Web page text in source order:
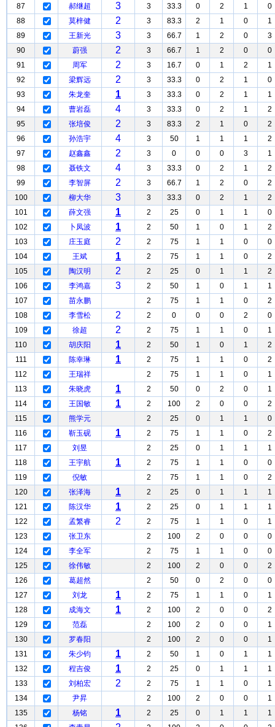
87
郝继超 3 3 33.3 0 2 1
0
88
莫梓健 2 3 83.3 2 1 0
1
89
王新光 3 3 66.7 1 2 0
3
90
蔚强 2 3 66.7 1 2 0
0
91
周军 2 3 16.7 0 1 2
1
92
梁辉远 2 3 33.3 0 2 1
0
93
朱龙奎 1 3 33.3 0 2 1
1
94
曹岩磊 4 3 33.3 0 2 1
2
95
张培俊 2 3 83.3 2 1 0
2
96
孙浩宇 4 3 50 1 1 1
2
97
赵鑫鑫 2 3 0 0 0 3
1
98
聂铁文 4 3 33.3 0 2 1
2
99
李智屏 2 3 66.7 1 2 0
2
100
柳大华 3 3 33.3 0 2 1
2
101
薛文强 1 2 25 0 1 1
0
102
卜凤波 1 2 50 1 0 1
2
103
庄玉庭 2 2 75 1 1 0
0
104
王斌 1 2 75 1 1 0
2
105
陶汉明 2 2 25 0 1 1
2
106
李鸿嘉 3 2 50 1 0 1
1
107
苗永鹏 2 75 1 1 0
2
108
李雪松 2 2 0 0 0 2
0
109
徐超 2 2 75 1 1 0
1
110
胡庆阳 1 2 50 1 0 1
2
111
陈幸琳 1 2 75 1 1 0
2
112
王瑞祥 2 75 1 1 0
1
113
朱晓虎 1 2 50 0 2 0
1
114
王国敏 1 2 100 2 0 0
2
115
熊学元 2 25 0 1 1
0
116
靳玉砚 1 2 75 1 1 0
2
117
刘昱 2 25 0 1 1
1
118
王宇航 1 2 75 1 1 0
0
119
倪敏 2 75 1 1 0
2
120
张泽海 1 2 25 0 1 1
1
121
陈汉华 1 2 25 0 1 1
1
122
孟繁睿 2 2 75 1 1 0
1
123
张卫东 2 100 2 0 0
0
124
李全军 2 75 1 1 0
0
125
徐伟敏 2 100 2 0 0
2
126
葛超然 2 50 0 2 0
0
127
刘龙 1 2 75 1 1 0
1
128
成海文 1 2 100 2 0 0
2
129
范磊 2 100 2 0 0
1
130
罗春阳 2 100 2 0 0
1
131
朱少钧 1 2 50 1 0 1
1
132
程吉俊 1 2 25 0 1 1
1
133
刘柏宏 2 2 75 1 1 0
1
134
尹昇 2 100 2 0 0
1
135
杨铭 1 2 25 0 1 1
1